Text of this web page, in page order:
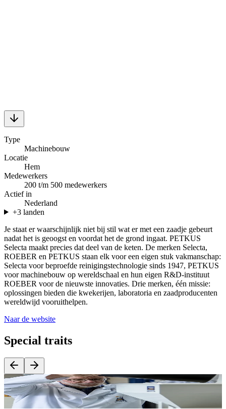
Type
Machinebouw
Locatie
Hem
Medewerkers
200 t/m 500 medewerkers
Actief in
Nederland
+3 landen
Je staat er waarschijnlijk niet bij stil wat er met een zaadje gebeurt
nadat het is geoogst en voordat het de grond ingaat. PETKUS
Selecta maakt precies dat deel van de keten. De merken Selecta,
ROEBER en PETKUS staan elk voor een eigen stuk vakmanschap:
Selecta voor beproefde reinigingstechnologie sinds 1947, PETKUS
voor machinebouw op wereldschaal en hun eigen R&D-instituut
ROEBER voor de nieuwste innovaties. Drie merken, één missie:
oplossingen bieden die kwekerijen, laboratoria en zaadproducenten
wereldwijd vooruithelpen.
Naar de website
Special traits
Een compleet portfolio: van reiniging en kalibratie tot optische
sortering, zaadbehandeling en laboratoriumapparatuur.